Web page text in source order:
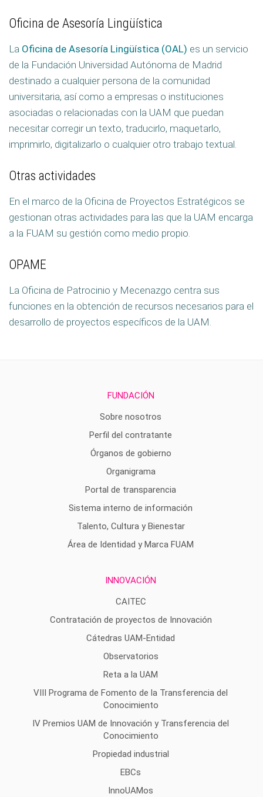
Oficina de Asesoría Lingüística
La Oficina de Asesoría Lingüística (OAL) es un servicio
de la Fundación Universidad Autónoma de Madrid
destinado a cualquier persona de la comunidad
universitaria, así como a empresas o instituciones
asociadas o relacionadas con la UAM que puedan
necesitar corregir un texto, traducirlo, maquetarlo,
imprimirlo, digitalizarlo o cualquier otro trabajo textual.
Otras actividades
En el marco de la Oficina de Proyectos Estratégicos se
gestionan otras actividades para las que la UAM encarga
a la FUAM su gestión como medio propio.
OPAME
La Oficina de Patrocinio y Mecenazgo centra sus
funciones en la obtención de recursos necesarios para el
desarrollo de proyectos específicos de la UAM.
FUNDACIÓN
Sobre nosotros
Perfil del contratante
Órganos de gobierno
Organigrama
Portal de transparencia
Sistema interno de información
Talento, Cultura y Bienestar
Área de Identidad y Marca FUAM
INNOVACIÓN
CAITEC
Contratación de proyectos de Innovación
Cátedras UAM-Entidad
Observatorios
Reta a la UAM
VIII Programa de Fomento de la Transferencia del
Conocimiento
IV Premios UAM de Innovación y Transferencia del
Conocimiento
Propiedad industrial
EBCs
InnoUAMos